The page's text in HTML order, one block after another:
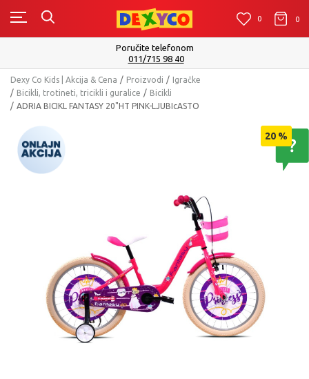
0 0 0
Isporuku možete očekivati u roku od 2 do 4 radna
Pogledaj više
Dexy Co Kids | Akcija & Cena Proizvodi
Igračke
Bicikli, trotineti, tricikli i guralice
Bicikli
ADRIA BICIKL FANTASY 20"HT PINK-LJUBIcASTO
20 %